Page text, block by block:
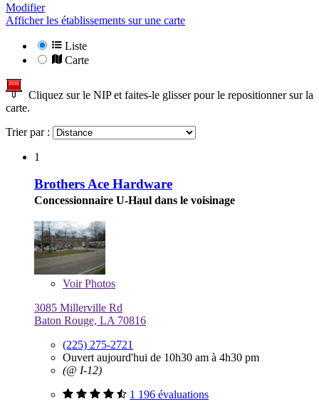
Modifier
Afficher les établissements sur une carte
Liste
Carte
Cliquez sur le NIP et faites-le glisser pour le repositionner sur la
carte.
Trier par :
1
Brothers Ace Hardware
Concessionnaire U-Haul dans le voisinage
VoirPhotos
3085 Millerville Rd
Baton Rouge, LA 70816
(225) 275-2721
Ouvert aujourd'hui de 10h30 am à 4h30 pm
(@ I-12)
1 196 évaluations